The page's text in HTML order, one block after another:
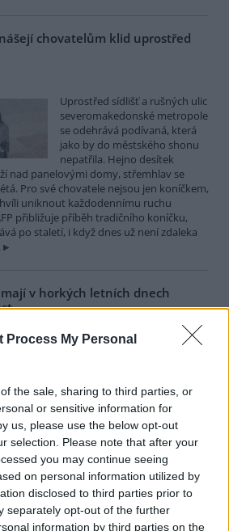
Process My Personal
the sale, sharing to third parties, or
or sensitive information for
us, please use the below opt-out
selection. Please note that after your
you may continue seeing
on personal information utilized by
disclosed to third parties prior to
separately opt-out of the further
information by third parties on the
chovatelům klid uprostřed
Uprostřed sídlišť a rušných ulic
severomakedonské metropole
se odehrává podívaná, která
jako by do městského shonu
nepatřila. Hejno desítek
nad panelovými domy, střemhlav se
Pro své chovatele nejsou jen koníčkem,
uniknout každodennímu ruchu
přibližuje příběh tradičního koníčku,
po staletí, i když dnes už není zdaleka
v horkých letních dnech
Rekordní návštěvnost mají v
Olomoucku, které
návštěvníkům poskytují aspoň
vedra. Zatímco na zemském
horkého vzduchu výrazně překračuje
v chladných chodbách a dómech
pohybuje kolem deseti stupňů
letního výletu často volí právě